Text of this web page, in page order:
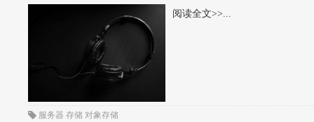
阅读全文>>...
服务器存储对象存储